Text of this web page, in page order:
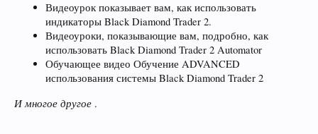
Видеоурок показывает вам, как использовать
индикаторы Black Diamond Trader 2.
Видеоуроки, показывающие вам, подробно, как
использовать Black Diamond Trader 2 Automator
Обучающее видео Обучение ADVANCED
использования системы Black Diamond Trader 2
И многое другое .